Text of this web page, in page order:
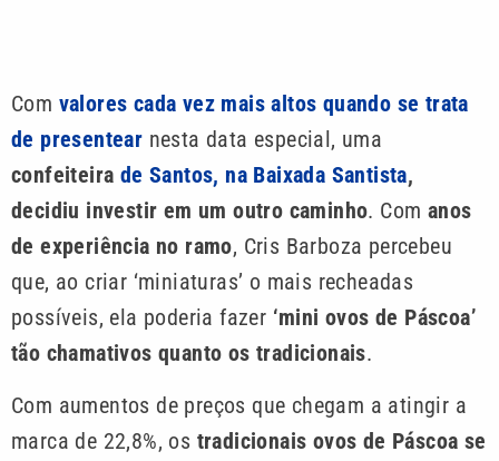
Com valores cada vez mais altos quando se trata
de presentear nesta data especial, uma
confeiteira de Santos, na Baixada Santista,
decidiu investir em um outro caminho. Com anos
de experiência no ramo, Cris Barboza percebeu
que, ao criar ‘miniaturas’ o mais recheadas
possíveis, ela poderia fazer ‘mini ovos de Páscoa’
tão chamativos quanto os tradicionais.
Com aumentos de preços que chegam a atingir a
marca de 22,8%, os tradicionais ovos de Páscoa se